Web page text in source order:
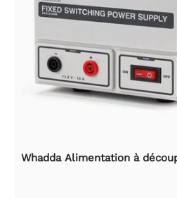
Whadda Alimentation à